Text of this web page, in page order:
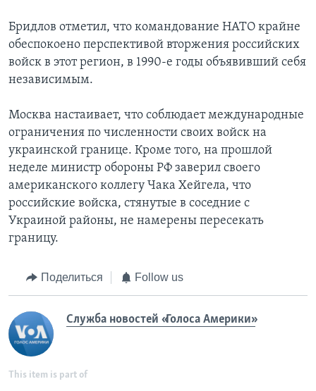
Бридлов отметил, что командование НАТО крайне
обеспокоено перспективой вторжения российских
войск в этот регион, в 1990-е годы объявивший себя
независимым.
Москва настаивает, что соблюдает международные
ограничения по численности своих войск на
украинской границе. Кроме того, на прошлой
неделе министр обороны РФ заверил своего
американского коллегу Чака Хейгела, что
российские войска, стянутые в соседние с
Украиной районы, не намерены пересекать
границу.
Поделиться Follow us
Служба новостей «Голоса Америки»
This item is part of